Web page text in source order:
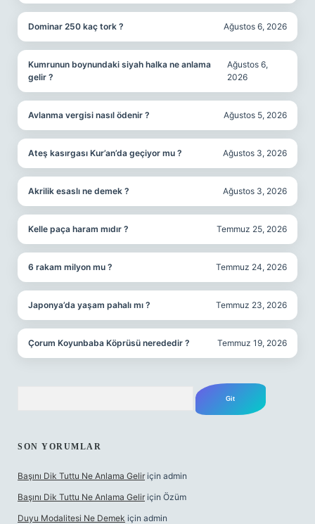
Dominar 250 kaç tork ? Ağustos 6, 2026
Kumrunun boynundaki siyah halka ne anlama
gelir ?
Ağustos 6,
2026
Avlanma vergisi nasıl ödenir ? Ağustos 5, 2026
Ateş kasırgası Kur’an’da geçiyor mu ? Ağustos 3, 2026
Akrilik esaslı ne demek ? Ağustos 3, 2026
Kelle paça haram mıdır ? Temmuz 25, 2026
6 rakam milyon mu ? Temmuz 24, 2026
Japonya’da yaşam pahalı mı ? Temmuz 23, 2026
Çorum Koyunbaba Köprüsü nerededir ? Temmuz 19, 2026
SON YORUMLAR
Başını Dik Tuttu Ne Anlama Gelir için admin
Başını Dik Tuttu Ne Anlama Gelir için Özüm
Duyu Modalitesi Ne Demek için admin